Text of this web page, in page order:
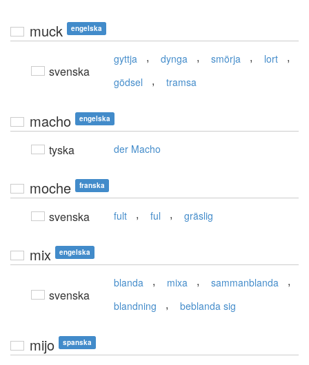
muck engelska
svenska
gyttja , dynga , smörja , lort ,
gödsel , tramsa
macho engelska
tyska der Macho
moche franska
svenska fult , ful , gräslig
mix engelska
svenska
blanda , mixa , sammanblanda ,
blandning , beblanda sig
mijo spanska